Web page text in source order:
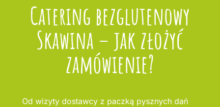
Catering bezglutenowy
Skawina – jak złożyć
zamówienie?
Od wizyty dostawcy z paczką pysznych dań